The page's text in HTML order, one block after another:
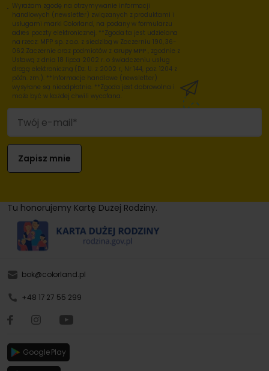
Wyrażam zgodę na otrzymywanie informacji
handlowych (newsletter) związanych z produktami i
usługami marki Colorland, na podany w formularzu
adres poczty elektronicznej. **Zgoda ta jest udzielana
na rzecz: MPP sp. z o.o. z siedzibą w Zaczerniu 190, 36-
062 Zaczernie oraz podmiotów z Grupy MPP , zgodnie z
Ustawą z dnia 18 lipca 2002 r. o świadczeniu usług
drogą elektroniczną (Dz. U. z 2002 r., Nr 144, poz. 1204 z
późn. zm.). **Informacje handlowe (newsletter)
wysyłane są nieodpłatnie. **Zgoda jest dobrowolna i
może być w każdej chwili wycofana.
Tu honorujemy Kartę Dużej Rodziny.
bok@colorland.pl
+48 17 27 55 299
Google Play